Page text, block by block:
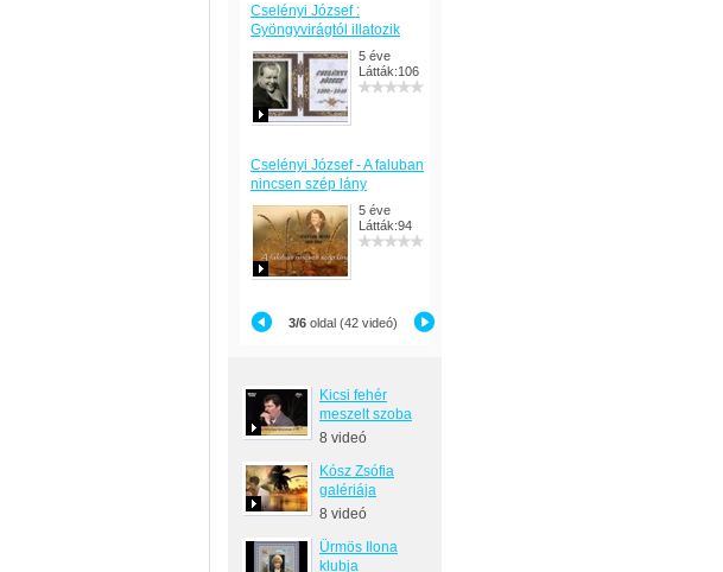
Cselényi József :
Gyöngyvirágtól illatozik
5 éve
Látták:106
Cselényi József - A faluban
nincsen szép lány
5 éve
Látták:94
3/6 oldal (42 videó)
Kicsi fehér
meszelt szoba
8 videó
Kósz Zsófia
galériája
8 videó
Ürmös Ilona
klubja